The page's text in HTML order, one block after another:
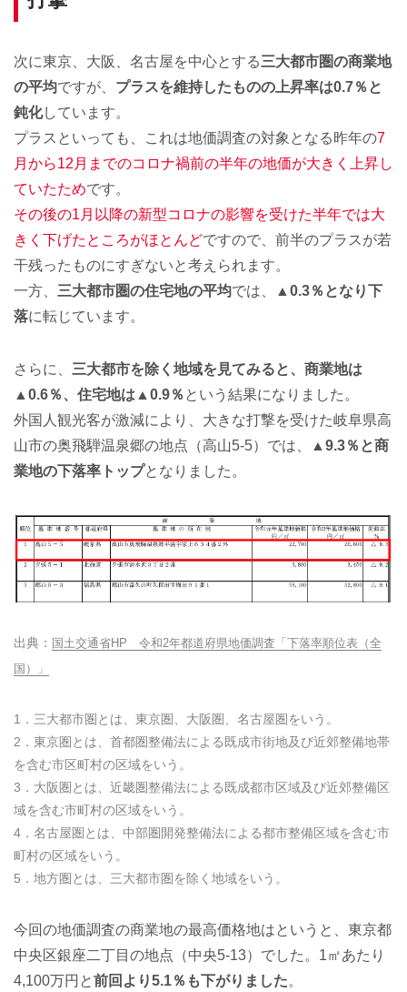
次に東京、大阪、名古屋を中心とする三大都市圏の商業地
の平均ですが、 プラスを維持したものの上昇率は0.7％と
鈍化しています。
プラスといっても、これは地価調査の対象となる昨年の7
月から12月までのコロナ禍前の半年の地価が大きく上昇し
ていたためです。
その後の1月以降の新型コロナの影響を受けた半年では大
きく下げたところがほとんどですので、前半のプラスが若
干残ったものにすぎないと考えられます。
一方、 三大都市圏の住宅地の平均では、
▲0.3％となり下
落に転じています。
さらに、 三大都市を除く地域を見てみると、商業地は
▲0.6％、住宅地は▲0.9％ という結果になりました。
外国人観光客が激減により、大きな打撃を受けた岐阜県高
山市の奥飛騨温泉郷の地点（高山5-5）では、
▲9.3％と商
業地の下落率トップとなりました。
国土交通省HP 令和2年都道府県地価調査「下落率順位表（全
国）」
1．三大都市圏とは、東京圏、大阪圏、名古屋圏をいう。
2．東京圏とは、首都圏整備法による既成市街地及び近郊整備地帯
を含む市区町村の区域をいう。
3．大阪圏とは、近畿圏整備法による既成都市区域及び近郊整備区
域を含む市町村の区域をいう。
4．名古屋圏とは、中部圏開発整備法による都市整備区域を含む市
町村の区域をいう。
5．地方圏とは、三大都市圏を除く地域をいう。
今回の地価調査の商業地の最高価格地はというと、東京都
中央区銀座二丁目の地点（中央5-13）でした。1㎡あたり
4,100万円と前回より5.1％も下がりました。